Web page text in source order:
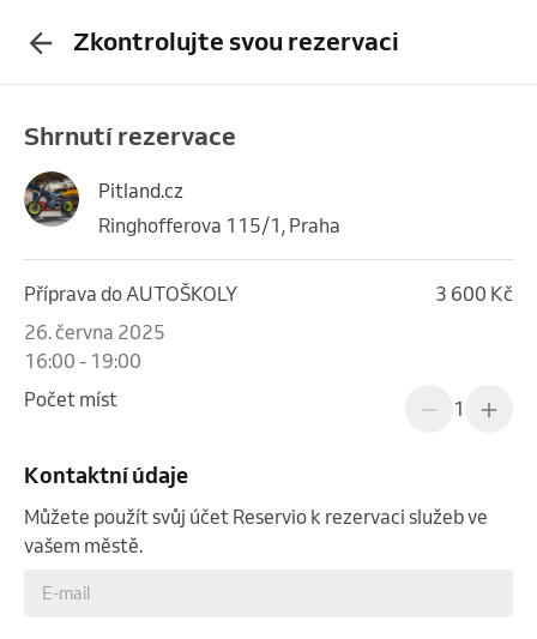
Zkontrolujte svou rezervaci
Shrnutí rezervace
Pitland.cz
Ringhofferova 115/1, Praha
Příprava do AUTOŠKOLY
3 600 Kč
26. června 2025
16:00 - 19:00
Počet míst
1
Kontaktní údaje
Můžete použít svůj účet Reservio k rezervaci služeb ve
vašem městě.